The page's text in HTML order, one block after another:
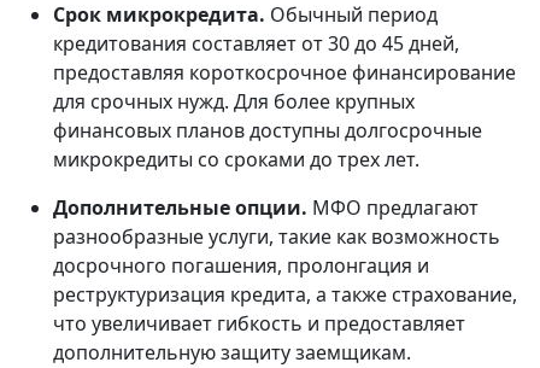
Срок микрокредита. Обычный период
кредитования составляет от 30 до 45 дней,
предоставляя короткосрочное финансирование
для срочных нужд. Для более крупных
финансовых планов доступны долгосрочные
микрокредиты со сроками до трех лет.
Дополнительные опции. МФО предлагают
разнообразные услуги, такие как возможность
досрочного погашения, пролонгация и
реструктуризация кредита, а также страхование,
что увеличивает гибкость и предоставляет
дополнительную защиту заемщикам.